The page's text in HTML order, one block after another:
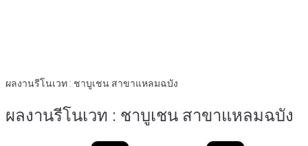
ผลงานรีโนเวท : ชาบูเชน สาขาแหลมฉบัง
ผลงานรีโนเวท : ชาบูเชน สาขาแหลมฉบัง